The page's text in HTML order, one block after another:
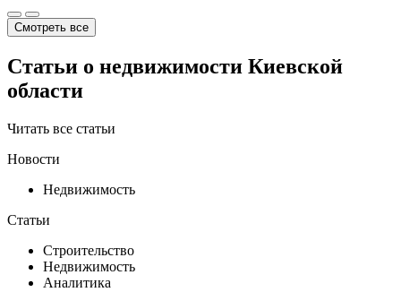
Смотреть все
Статьи о недвижимости Киевской
области
Читать все статьи
Новости
Недвижимость
Статьи
Строительство
Недвижимость
Аналитика